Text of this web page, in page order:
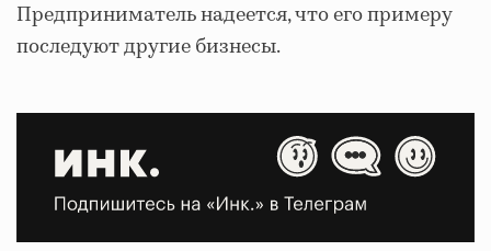
Предприниматель надеется, что его примеру
последуют другие бизнесы.